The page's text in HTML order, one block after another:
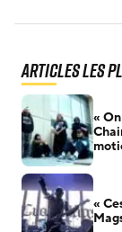
Articles les
«
«